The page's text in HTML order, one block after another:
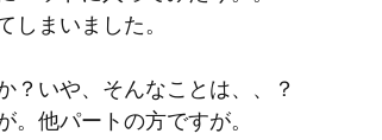
しまいました。
？いや、そんなことは、、？
。他パートの方ですが。